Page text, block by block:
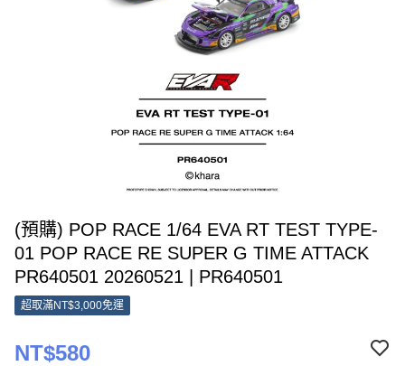
(預購) POP RACE 1/64 EVA RT TEST TYPE-
01 POP RACE RE SUPER G TIME ATTACK
PR640501 20260521 | PR640501
超取滿NT$3,000免運
NT$580